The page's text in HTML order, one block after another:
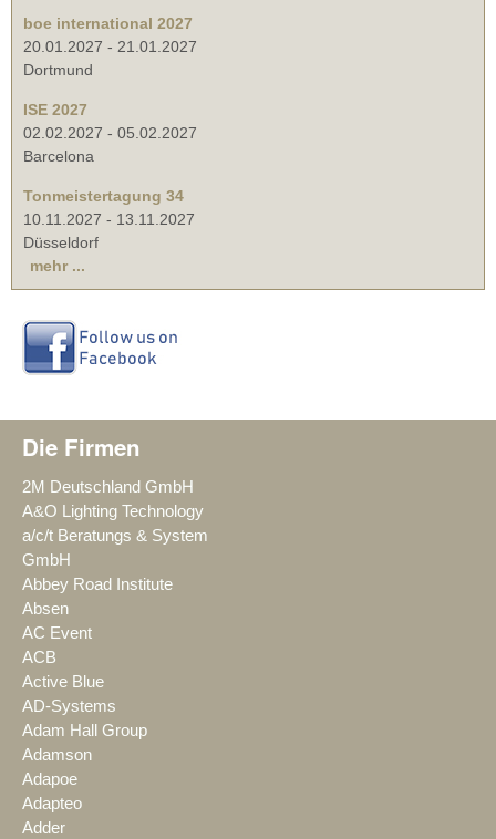
boe international 2027
20.01.2027 - 21.01.2027
Dortmund
ISE 2027
02.02.2027 - 05.02.2027
Barcelona
Tonmeistertagung 34
10.11.2027 - 13.11.2027
Düsseldorf
mehr ...
Die Firmen
2M Deutschland GmbH
A&O Lighting Technology
a/c/t Beratungs & System
GmbH
Abbey Road Institute
Absen
AC Event
ACB
Active Blue
AD-Systems
Adam Hall Group
Adamson
Adapoe
Adapteo
Adder